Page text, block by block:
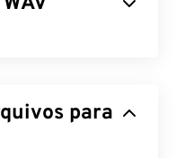
da iteração entre
para